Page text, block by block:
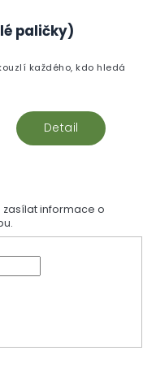
paličky)
Detail
každého, kdo hledá
informace o